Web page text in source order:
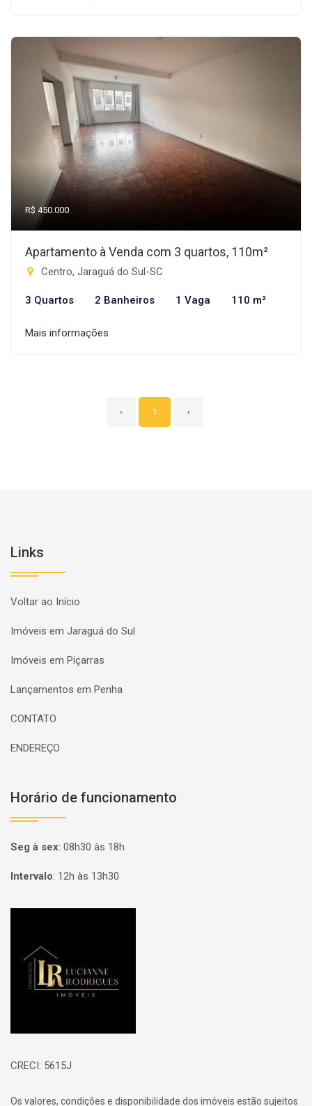
R$ 450.000
Apartamento à Venda com 3 quartos, 110m²
Centro, Jaraguá do Sul-SC
3 Quartos 2 Banheiros 1 Vaga 110 m²
Mais informações
‹ 1 ›
Links
Voltar ao Início
Imóveis em Jaraguá do Sul
Imóveis em Piçarras
Lançamentos em Penha
CONTATO
ENDEREÇO
Horário de funcionamento
Seg à sex: 08h30 às 18h
Intervalo: 12h às 13h30
CRECI: 5615J
Os valores, condições e disponibilidade dos imóveis estão sujeitos